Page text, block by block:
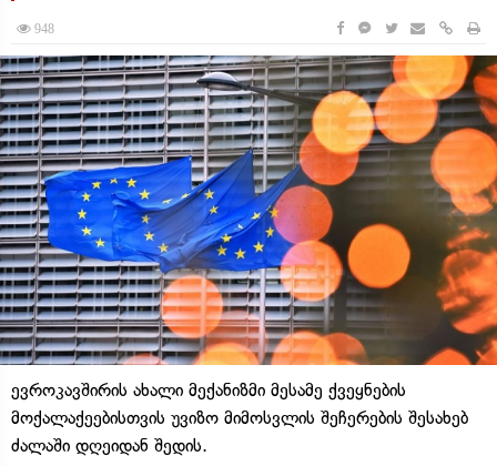
948
ევროკავშირის ახალი მექანიზმი მესამე ქვეყნების
მოქალაქეებისთვის უვიზო მიმოსვლის შეჩერების შესახებ
ძალაში დღეიდან შედის.